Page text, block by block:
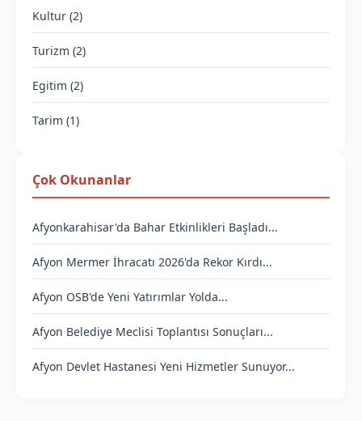
Kultur (2)
Turizm (2)
Egitim (2)
Tarim (1)
Çok Okunanlar
Afyonkarahisar'da Bahar Etkinlikleri Başladı...
Afyon Mermer İhracatı 2026'da Rekor Kırdı...
Afyon OSB'de Yeni Yatırımlar Yolda...
Afyon Belediye Meclisi Toplantısı Sonuçları...
Afyon Devlet Hastanesi Yeni Hizmetler Sunuyor...